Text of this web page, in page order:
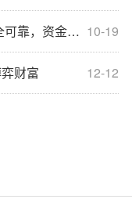
10-19
，助你投资成功
12-12
财富